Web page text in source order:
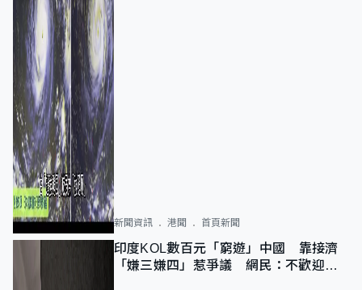
新聞資訊 港聞 首頁新聞
印度KOL數百元「窮遊」中國 靠接濟
「嫌三嫌四」惹爭議 網民：不歡迎劣